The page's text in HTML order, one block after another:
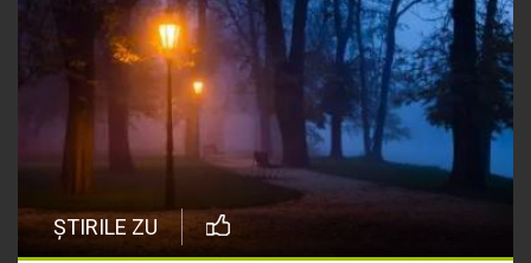
ȘTIRILE ZU